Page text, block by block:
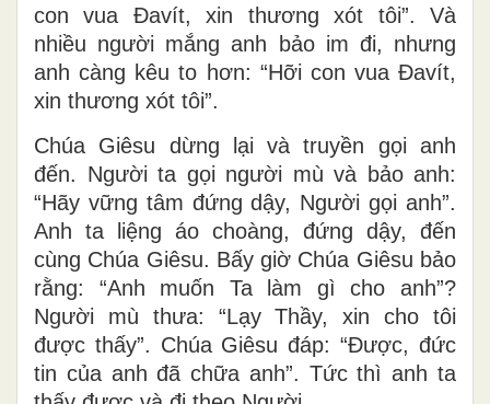
con vua Ðavít, xin thương xót tôi”. Và
nhiều người mắng anh bảo im đi, nhưng
anh càng kêu to hơn: “Hỡi con vua Ðavít,
xin thương xót tôi”.
Chúa Giêsu dừng lại và truyền gọi anh
đến. Người ta gọi người mù và bảo anh:
“Hãy vững tâm đứng dậy, Người gọi anh”.
Anh ta liệng áo choàng, đứng dậy, đến
cùng Chúa Giêsu. Bấy giờ Chúa Giêsu bảo
rằng: “Anh muốn Ta làm gì cho anh”?
Người mù thưa: “Lạy Thầy, xin cho tôi
được thấy”. Chúa Giêsu đáp: “Ðược, đức
tin của anh đã chữa anh”. Tức thì anh ta